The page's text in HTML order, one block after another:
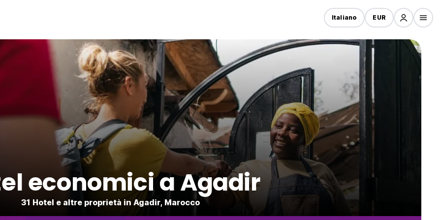
Italiano EUR
economici a Agadir
31 Hotel e altre proprietà in Agadir, Marocco